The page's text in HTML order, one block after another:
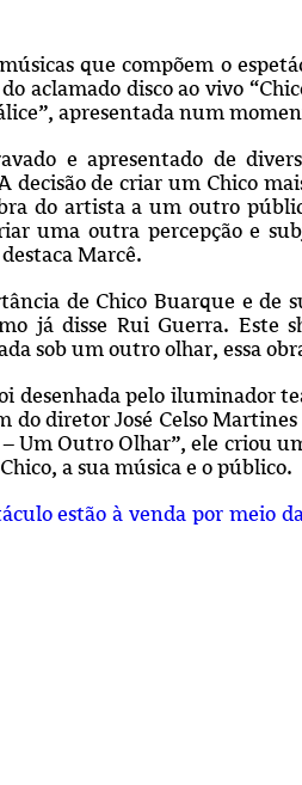
que compõem o
aclamado disco ao vivo
apresentada num
e apresentado de
decisão de criar um Chico
do artista a um outro
uma outra percepção e
Marcê.
de Chico Buarque e de
já disse Rui Guerra. Este
sob um outro olhar, essa
desenhada pelo iluminador
do diretor José Celso
Um Outro Olhar”, ele criou
a sua música e o público.
estão à venda por meio